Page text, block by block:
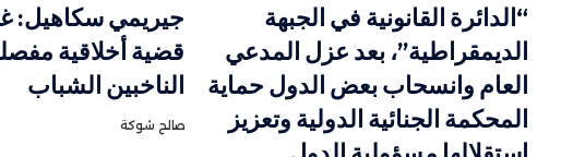
“الدائرة القانونية في الجبهة
الديمقراطية”، بعد عزل المدعي
العام وانسحاب بعض الدول حماية
المحكمة الجنائية الدولية وتعزيز
جيريمي سكاهيل:
قضية أخلاقية
الناخبين الشباب
صالح شوكة